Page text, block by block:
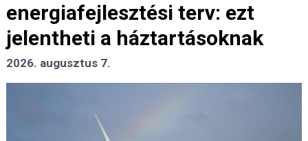
energiafejlesztési terv: ezt
jelentheti a háztartásoknak
2026. augusztus 7.